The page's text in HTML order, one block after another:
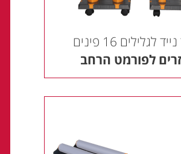
לגלילים 16 פינים
לפורמט הרחב